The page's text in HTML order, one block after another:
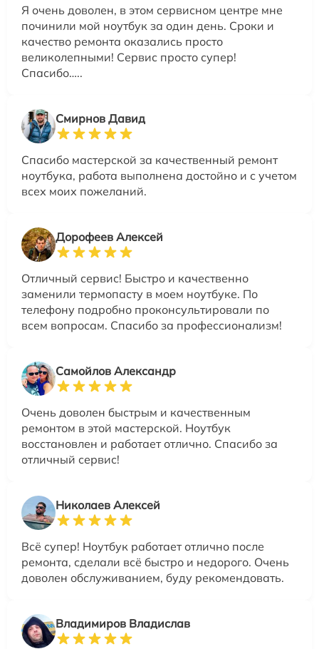
Я очень доволен, в этом сервисном центре мне
починили мой ноутбук за один день. Сроки и
качество ремонта оказались просто
великолепными! Сервис просто супер!
Спасибо…..
Смирнов Давид
Спасибо мастерской за качественный ремонт
ноутбука, работа выполнена достойно и с учетом
всех моих пожеланий.
Дорофеев Алексей
Отличный сервис! Быстро и качественно
заменили термопасту в моем ноутбуке. По
телефону подробно проконсультировали по
всем вопросам. Спасибо за профессионализм!
Самойлов Александр
Очень доволен быстрым и качественным
ремонтом в этой мастерской. Ноутбук
восстановлен и работает отлично. Спасибо за
отличный сервис!
Николаев Алексей
Всё супер! Ноутбук работает отлично после
ремонта, сделали всё быстро и недорого. Очень
доволен обслуживанием, буду рекомендовать.
Владимиров Владислав